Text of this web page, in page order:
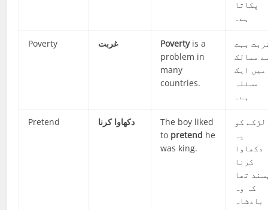
پکاتا
ہے۔
Poverty غربت Povertyis a
problem in
many
countries.
بہت
ممالک
میں ایک
مسئلہ
ہے۔
Pretend دکھاوا کرنا
The boy liked
to pretend he
was king.
لڑکے کو
یہ
دکھاوا
کرنا
تھا
کہ وہ
بادشاہ